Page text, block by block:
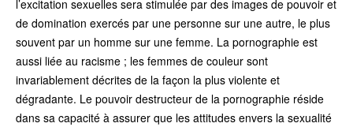
l’excitation sexuelles sera stimulée par des images de pouvoir et
de domination exercés par une personne sur une autre, le plus
souvent par un homme sur une femme. La pornographie est
aussi liée au racisme ; les femmes de couleur sont
invariablement décrites de la façon la plus violente et
dégradante. Le pouvoir destructeur de la pornographie réside
dans sa capacité à assurer que les attitudes envers la sexualité